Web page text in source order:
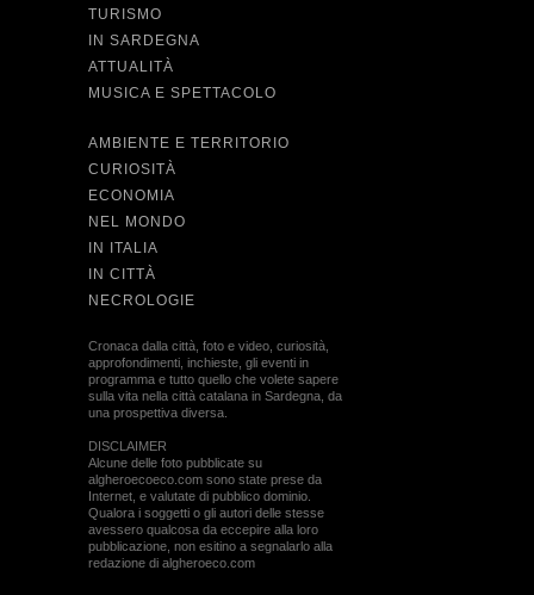
TURISMO
IN SARDEGNA
ATTUALITÀ
MUSICA E SPETTACOLO
AMBIENTE E TERRITORIO
CURIOSITÀ
ECONOMIA
NEL MONDO
IN ITALIA
IN CITTÀ
NECROLOGIE
Cronaca dalla città, foto e video, curiosità,
approfondimenti, inchieste, gli eventi in
programma e tutto quello che volete sapere
sulla vita nella città catalana in Sardegna, da
una prospettiva diversa.
DISCLAIMER
Alcune delle foto pubblicate su
algheroecoeco.com sono state prese da
Internet, e valutate di pubblico dominio.
Qualora i soggetti o gli autori delle stesse
avessero qualcosa da eccepire alla loro
pubblicazione, non esitino a segnalarlo alla
redazione di algheroeco.com